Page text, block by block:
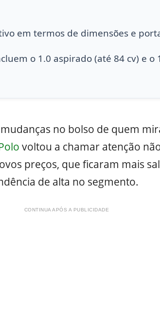
em termos de dimensões e
o 1.0 aspirado (até 84 cv) e o
no bolso de quem
voltou a chamar atenção
preços, que ficaram mais
de alta no segmento.
CONTINUA APÓS A PUBLICIDADE